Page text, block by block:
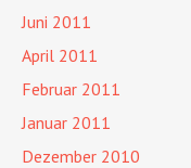
Juni 2011
April 2011
Februar 2011
Januar 2011
Dezember 2010